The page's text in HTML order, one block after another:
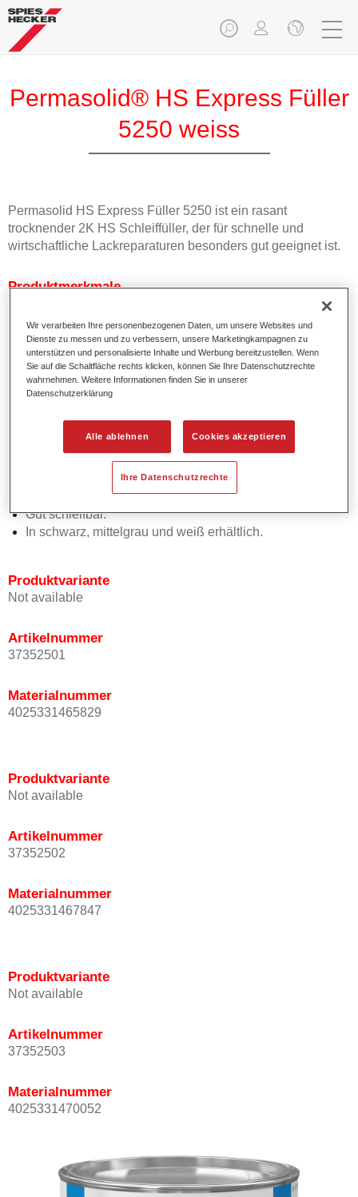
Permasolid® HS Express Füller
5250 weiss
Permasolid HS Express Füller 5250 ist ein rasant
trocknender 2K HS Schleiffüller, der für schnelle und
wirtschaftliche Lackreparaturen besonders gut geeignet ist.
Produktmerkmale
Sehr schnelle Trocknungseigenschaften, besonders im
Einsatz mit dem Permasolid Express Füller
Beschleuniger 9250. Er kann bereits nach 30 Minuten bei
20°C geschliffen werden.
Einfach anzuwenden, keine Zwischenablüftzeiten bei
Verwendung von Permasolid Express Füller
Guter Verlauf und einfach aufzutragen.
Flexibel in der Anwendung; kann sowohl mit Permasolid
VHS als auch HS Härtern verwendet werden und ist für
die verschiedenen Trocknungsmethoden, wie Luft-, Ofen-
oder IR-Trocknung geeignet.
Gut schleifbar.
In schwarz, mittelgrau und weiß erhältlich.
Produktvariante
Not available
Artikelnummer
37352501
Materialnummer
4025331465829
Produktvariante
Not available
Artikelnummer
37352502
Materialnummer
4025331467847
Produktvariante
Not available
Artikelnummer
37352503
Materialnummer
4025331470052
Wir verarbeiten Ihre personenbezogenen Daten, um unsere Websites und
Dienste zu messen und zu verbessern, unsere Marketingkampagnen zu
unterstützen und personalisierte Inhalte und Werbung bereitzustellen. Wenn
Sie auf die Schaltfläche rechts klicken, können Sie Ihre Datenschutzrechte
wahrnehmen. Weitere Informationen finden Sie in unserer
Datenschutzerklärung
Alle ablehnen Cookies akzeptieren
Ihre Datenschutzrechte